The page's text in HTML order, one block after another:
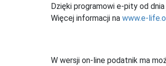
Dzięki programowi e-pity od
Więcej informacji na www.e-
W wersji on-line podatnik ma